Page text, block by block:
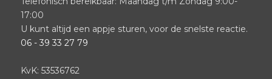
17:00
U kunt altijd een appje sturen, voor de snelste reactie.
06 - 39 33 27 79
KvK: 53536762